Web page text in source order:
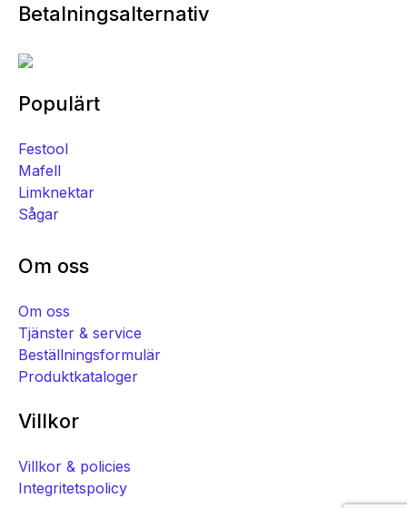
Betalningsalternativ
Populärt
Festool
Mafell
Limknektar
Sågar
Om oss
Om oss
Tjänster & service
Beställningsformulär
Produktkataloger
Villkor
Villkor & policies
Integritetspolicy